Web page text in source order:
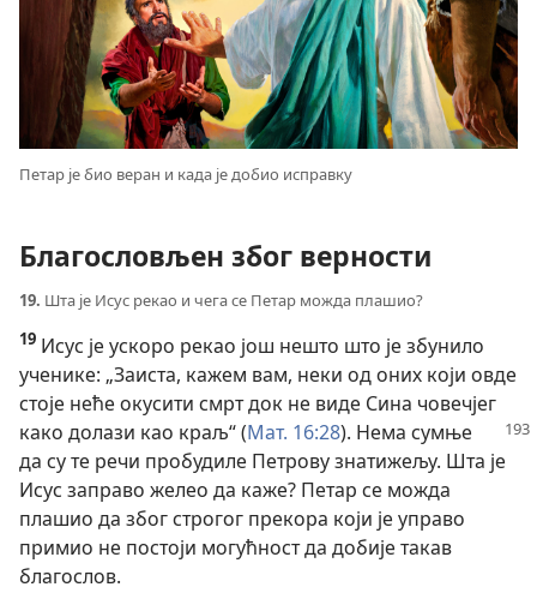
Петар је био веран и када је добио исправку
Благословљен због верности
19. Шта је Исус рекао и чега се Петар можда плашио?
19 Исус је ускоро рекао још нешто што је збунило
ученике: „Заиста, кажем вам, неки од оних који овде
стоје неће окусити смрт док не виде Сина човечјег
како долази као краљ“ (Мат. 16:28). Нема сумње
да су те речи пробудиле Петрову знатижељу. Шта је
Исус заправо желео да каже? Петар се можда
плашио да због строгог прекора који је управо
примио не постоји могућност да добије такав
благослов.